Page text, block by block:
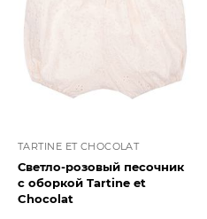
TARTINE ET CHOCOLAT
Светло-розовый песочник
с оборкой Tartine et
Chocolat​